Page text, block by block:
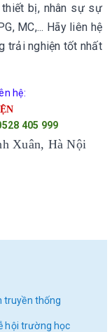
bị, nhân sự sự
MC,... Hãy liên hệ
trải nghiện tốt nhất
hệ:
405 999
Xuân, Hà Nội
truyền thống
hội trường học